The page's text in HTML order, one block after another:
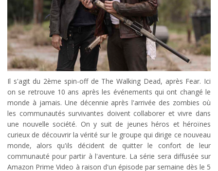
Il s'agit du 2ème spin-off de The Walking Dead, après Fear. Ici
on se retrouve 10 ans après les événements qui ont changé le
monde à jamais. Une décennie après l'arrivée des zombies où
les communautés survivantes doivent collaborer et vivre dans
une nouvelle société. On y suit de jeunes héros et héroïnes
curieux de découvrir la vérité sur le groupe qui dirige ce nouveau
monde, alors qu'ils décident de quitter le confort de leur
communauté pour partir à l'aventure. La série sera diffusée sur
Amazon Prime Video à raison d'un épisode par semaine dès le 5